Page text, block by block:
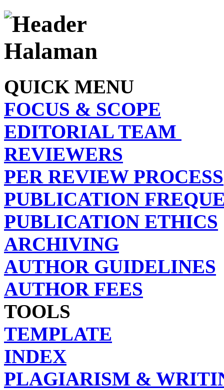
QUICK MENU
FOCUS & SCOPE
EDITORIAL TEAM
REVIEWERS
PER REVIEW PROCESS
PUBLICATION
PUBLICATION ETHICS
ARCHIVING
AUTHOR GUIDELINES
AUTHOR FEES
TOOLS
TEMPLATE
INDEX
PLAGIARISM &